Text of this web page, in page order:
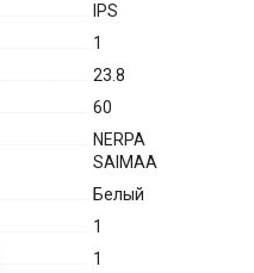
IPS
1
23.8
60
NERPA
SAIMAA
Белый
1
1